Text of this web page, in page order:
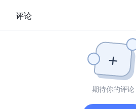
评论
+
期待你的评论